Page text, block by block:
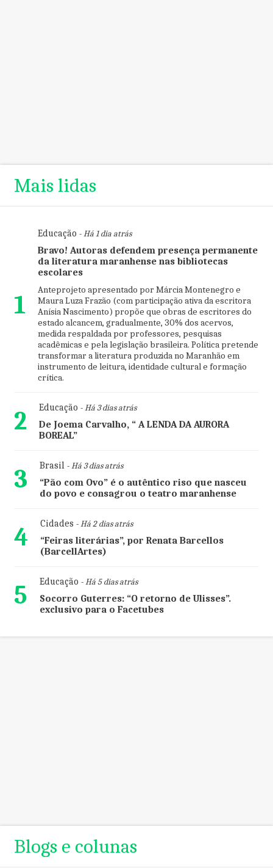
Mais lidas
1
Educação - Há 1 dia atrás
Bravo! Autoras defendem presença permanente
da literatura maranhense nas bibliotecas
escolares
Anteprojeto apresentado por Márcia Montenegro e
Maura Luza Frazão (com participação ativa da escritora
Anísia Nascimento) propõe que obras de escritores do
estado alcancem, gradualmente, 30% dos acervos,
medida respaldada por professores, pesquisas
acadêmicas e pela legislação brasileira. Política pretende
transformar a literatura produzida no Maranhão em
instrumento de leitura, identidade cultural e formação
crítica.
2 Educação - Há 3 dias atrás
De Joema Carvalho, “ A LENDA DA AURORA
BOREAL”
3 Brasil- Há 3 dias atrás
“Pão com Ovo” é o autêntico riso que nasceu
do povo e consagrou o teatro maranhense
4 Cidades - Há 2 dias atrás
“Feiras literárias”, por Renata Barcellos
(BarcellArtes)
5 Educação - Há 5 dias atrás
Socorro Guterres: “O retorno de Ulisses”.
exclusivo para o Facetubes
Blogs e colunas